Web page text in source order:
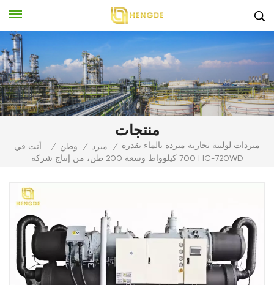
منتجات
أنت في : / وطن / مبرد /
مبردات لولبية تجارية مبردة بالماء بقدرة
700 كيلوواط وسعة 200 طن، من إنتاج شركة HC-720WD